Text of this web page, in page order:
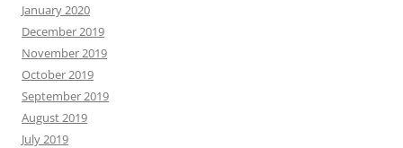
January 2020
December 2019
November 2019
October 2019
September 2019
August 2019
July 2019